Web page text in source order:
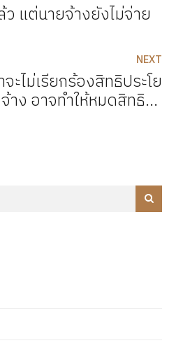
แต่นายจ้างยังไม่จ่าย
NEXT
ะไม่เรียกร้องสิทธิประโย
าง อาจทำให้หมดสิทธินำ